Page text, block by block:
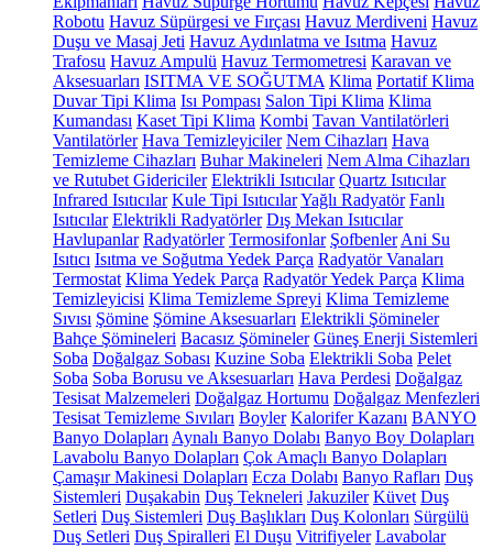
Robotu Havuz Süpürgesi ve Fırçası Havuz Merdiveni Havuz
Duşu ve Masaj Jeti Havuz Aydınlatma ve Isıtma Havuz
Trafosu Havuz Ampulü Havuz Termometresi Karavan ve
Aksesuarları ISITMA VE SOĞUTMA Klima Portatif Klima
Duvar Tipi Klima Isı Pompası Salon Tipi Klima Klima
Kumandası Kaset Tipi Klima Kombi Tavan Vantilatörleri
Vantilatörler Hava Temizleyiciler Nem Cihazları Hava
Temizleme Cihazları Buhar Makineleri Nem Alma Cihazları
ve Rutubet Gidericiler Elektrikli Isıtıcılar Quartz Isıtıcılar
Infrared Isıtıcılar Kule Tipi IsıtıcılarYağlı Radyatör Fanlı
Isıtıcılar Elektrikli Radyatörler Dış Mekan Isıtıcılar
Havlupanlar Radyatörler Termosifonlar Şofbenler Ani Su
Isıtıcı Isıtma ve Soğutma Yedek Parça Radyatör Vanaları
Termostat Klima Yedek Parça Radyatör Yedek Parça Klima
Temizleyicisi Klima Temizleme Spreyi Klima Temizleme
Sıvısı Şömine Şömine Aksesuarları Elektrikli Şömineler
Bahçe Şömineleri Bacasız Şömineler Güneş Enerji Sistemleri
Soba Doğalgaz Sobası Kuzine Soba Elektrikli Soba Pelet
Soba Soba Borusu ve Aksesuarları Hava Perdesi Doğalgaz
Tesisat Malzemeleri Doğalgaz Hortumu Doğalgaz Menfezleri
Tesisat Temizleme Sıvıları Boyler Kalorifer Kazanı BANYO
Banyo Dolapları Aynalı Banyo Dolabı Banyo Boy Dolapları
Lavabolu Banyo Dolapları Çok Amaçlı Banyo Dolapları
Çamaşır Makinesi Dolapları Ecza Dolabı Banyo Rafları Duş
Sistemleri Duşakabin Duş Tekneleri Jakuziler Küvet Duş
Setleri Duş Sistemleri Duş Başlıkları Duş Kolonları Sürgülü
Duş Setleri Duş Spiralleri El Duşu Vitrifiyeler Lavabolar